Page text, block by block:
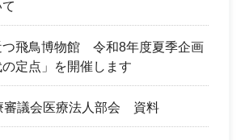
つ飛鳥博物館 令和8年度夏季企画
定点」を開催します
審議会医療法人部会 資料